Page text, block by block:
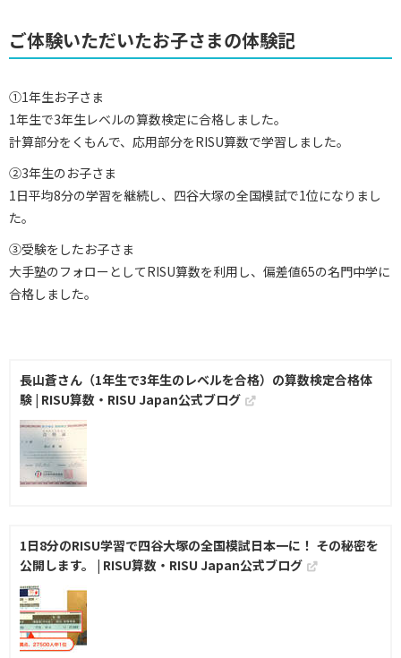
ご体験いただいたお子さまの体験記
①1年生お子さま
1年生で3年生レベルの算数検定に合格しました。
計算部分をくもんで、応用部分をRISU算数で学習しました。
②3年生のお子さま
1日平均8分の学習を継続し、四谷大塚の全国模試で1位になりまし
た。
③受験をしたお子さま
大手塾のフォローとしてRISU算数を利用し、偏差値65の名門中学に
合格しました。
長山蒼さん（1年生で3年生のレベルを合格）の算数検定合格体
験 | RISU算数・RISU Japan公式ブログ
1日8分のRISU学習で四谷大塚の全国模試日本一に！ その秘密を
公開します。 | RISU算数・RISU Japan公式ブログ